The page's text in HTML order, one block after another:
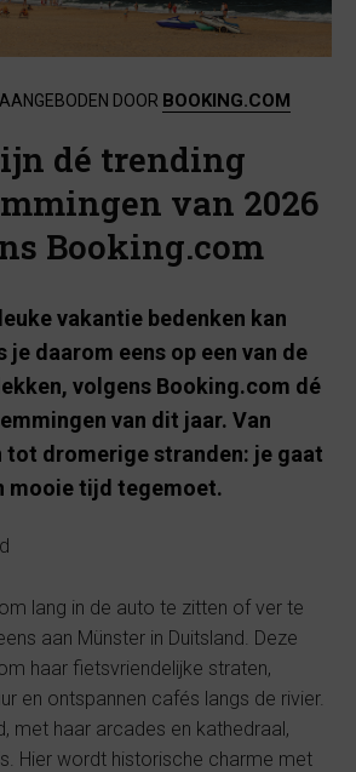
AANGEBODEN DOOR BOOKING.COM
dé trending
van 2026
Booking.com
vakantie bedenken kan
je daarom eens op een van de
volgens Booking.com dé
van dit jaar. Van
tot dromerige stranden: je gaat
mooie tijd tegemoet.
lang in de auto te zitten of ver te
aan Münster in Duitsland. Deze
haar fietsvriendelijke straten,
en ontspannen cafés langs de rivier.
met haar arcades en kathedraal,
Hier wordt historische charme met